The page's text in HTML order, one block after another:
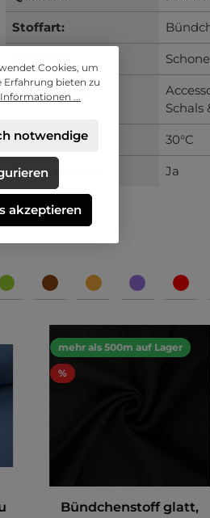
Stoffart:
Verwendung:
Schals
Waschen: 30°C
Ökotexklasse: Ja
mehr als 500m auf Lager
%
Bündchenstoff glatt,
Cookies, um
bieten zu
...
notwendige
akzeptieren